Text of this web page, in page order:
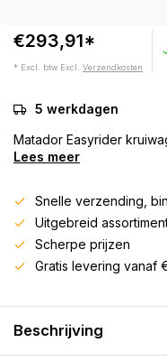
€293,91*
* Excl. btw Excl. Verzendkosten
5 werkdagen
Matador Easyrider
Lees meer
Snelle verzending,
Uitgebreid
Scherpe prijzen
Gratis levering vanaf
Beschrijving